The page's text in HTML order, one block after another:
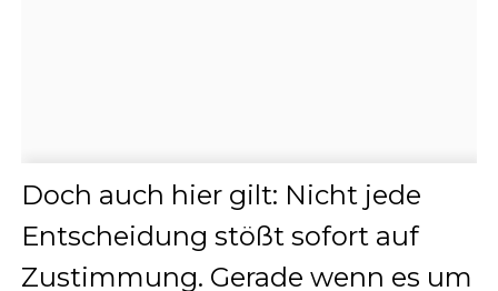
Doch auch hier gilt: Nicht jede
Entscheidung stößt sofort auf
Zustimmung. Gerade wenn es um